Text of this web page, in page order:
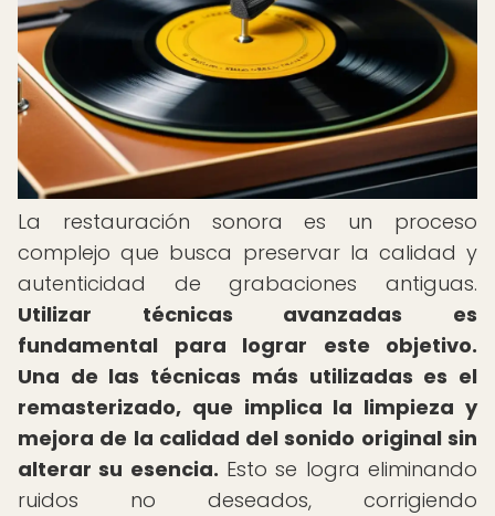
La restauración sonora es un proceso
complejo que busca preservar la calidad y
autenticidad de grabaciones antiguas.
Utilizar técnicas avanzadas es
fundamental para lograr este objetivo.
Una de las técnicas más utilizadas es el
remasterizado, que implica la limpieza y
mejora de la calidad del sonido original sin
alterar su esencia. Esto se logra eliminando
ruidos no deseados, corrigiendo